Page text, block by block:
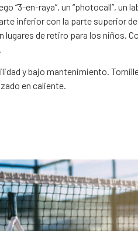
“3-en-raya”, un “photocall”,
inferior con la parte superior
de retiro para los niños.
y bajo mantenimiento.
en caliente.